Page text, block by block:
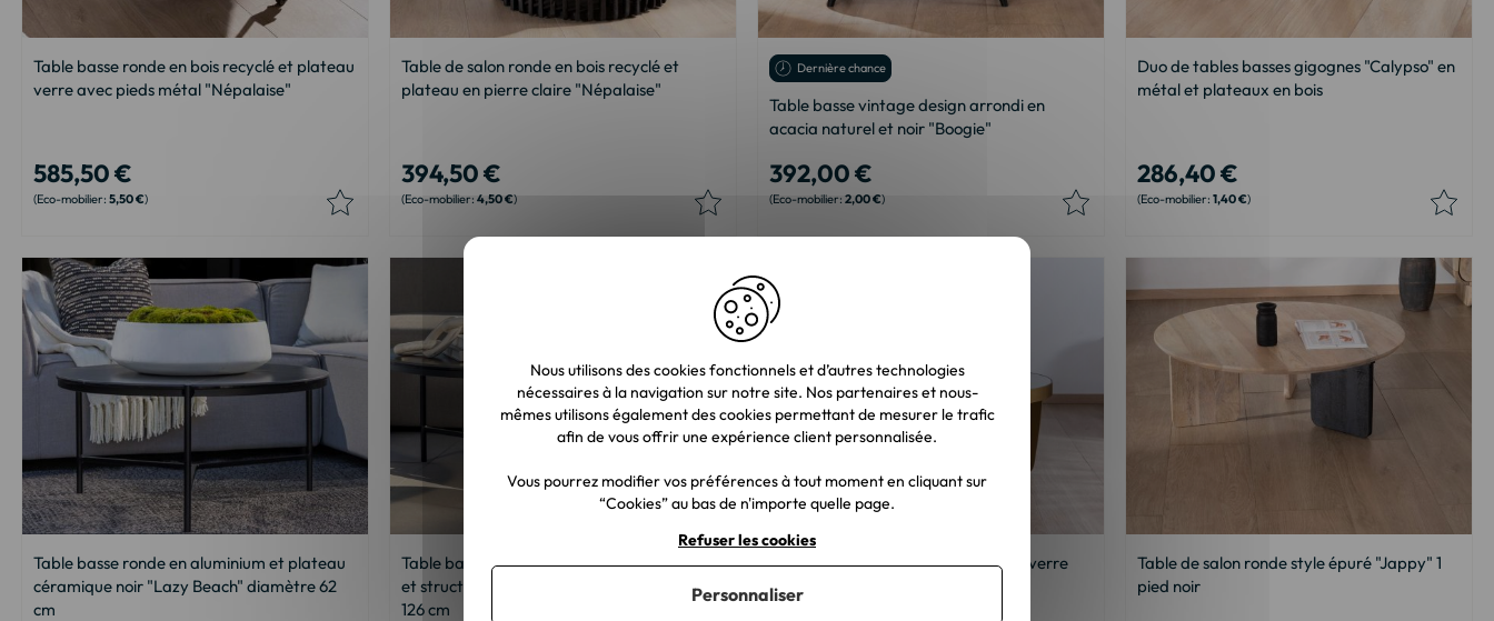
Table basse ronde en bois recyclé et plateau
verre avec pieds métal "Népalaise"
585,50 €
5,50 €
Table de salon ronde en bois recyclé et
plateau en pierre claire "Népalaise"
394,50 €
4,50 €
Dernière chance
Table basse vintage design arrondi en
acacia naturel et noir "Boogie"
392,00 €
2,00 €
Duo de tables basses gigognes "Calypso" en
métal et plateaux en bois
286,40 €
1,40 €
Table basse ronde en aluminium et plateau
céramique noir "Lazy Beach" diamètre 62
cm
Table basse design noire plateau céramique
et structure 3 pieds "Sokha Beach" diamètre
126 cm
Table basse ronde laiton antique et verre
"Gilt Antique"
Table de salon ronde style épuré "Jappy" 1
pied noir
Nous utilisons des cookies fonctionnels et d’autres technologies
nécessaires à la navigation sur notre site. Nos partenaires et nous-
mêmes utilisons également des cookies permettant de mesurer le trafic
afin de vous offrir une expérience client personnalisée.
Vous pourrez modifier vos préférences à tout moment en cliquant sur
“Cookies” au bas de n'importe quelle page.
Refuser les cookies
Personnaliser